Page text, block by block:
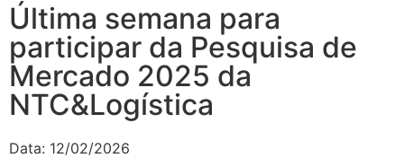
Última semana para
participar da Pesquisa de
Mercado 2025 da
NTC&Logística
Data: 12/02/2026